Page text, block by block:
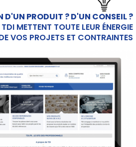
D'UN PRODUIT ? D'UN CONSEIL ?
METTENT TOUTE LEUR ÉNERGIE
VOS PROJETS ET CONTRAINTES